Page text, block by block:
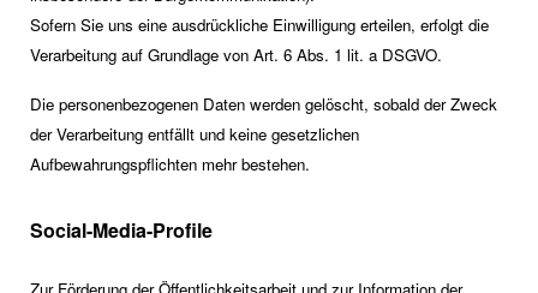
Sofern Sie uns eine ausdrückliche Einwilligung erteilen, erfolgt die
Verarbeitung auf Grundlage von Art. 6 Abs. 1 lit. a DSGVO.
Die personenbezogenen Daten werden gelöscht, sobald der Zweck
der Verarbeitung entfällt und keine gesetzlichen
Aufbewahrungspflichten mehr bestehen.
Social-Media-Profile